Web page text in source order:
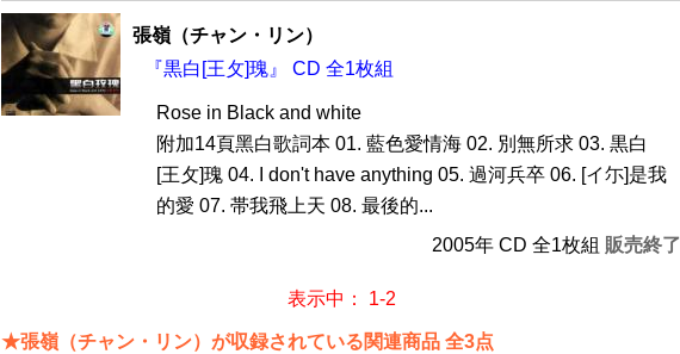
張嶺（チャン・リン）
『黒白[王攵]瑰』 CD 全1枚組
Rose in Black and white
附加14頁黑白歌詞本 01. 藍色愛情海 02. 別無所求 03. 黒白
[王攵]瑰 04. I don't have anything 05. 過河兵卒 06. [イ尓]是我
的愛 07. 帯我飛上天 08. 最後的...
2005年 CD 全1枚組 販売終了
表示中： 1-2
★張嶺（チャン・リン）が収録されている関連商品 全3点